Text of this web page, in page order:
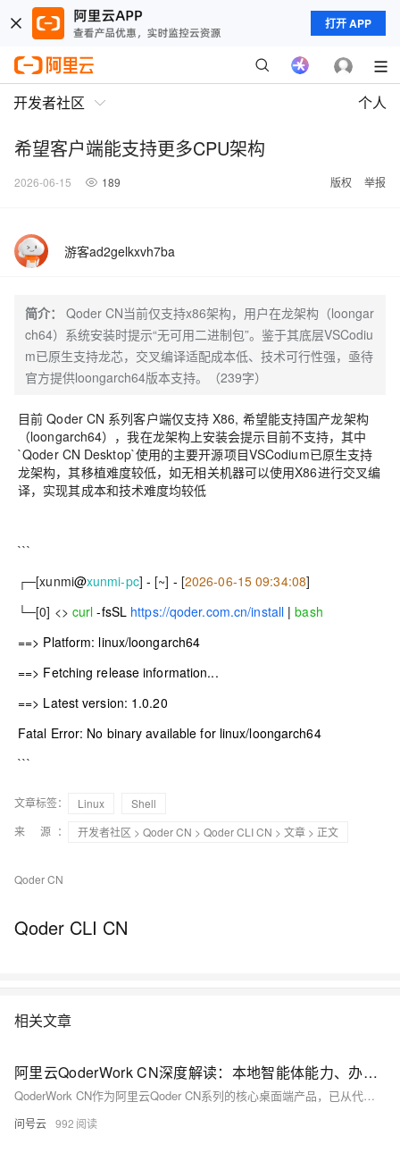
打开 APP
开发者社区 个人
希望客户端能支持更多CPU架构
2026-06-15 189 版权 举报
游客ad2gelkxvh7ba
简介：
Qoder CN当前仅支持x86架构，用户在龙架构（loongar
ch64）系统安装时提示“无可用二进制包”。鉴于其底层VSCodiu
m已原生支持龙芯，交叉编译适配成本低、技术可行性强，亟待
官方提供loongarch64版本支持。（239字）
目前 Qoder CN 系列客户端仅支持 X86, 希望能支持国产龙架构
（loongarch64），我在龙架构上安装会提示目前不支持，其中
`Qoder CN Desktop`使用的主要开源项目VSCodium已原生支持
龙架构，其移植难度较低，如无相关机器可以使用X86进行交叉编
译，实现其成本和技术难度均较低
```
┌─[xunmi@xunmi-pc] - [~] - [2026-06-15 09:34:08]
└─[0] <> curl -fsSL https://qoder.com.cn/install |bash
==> Platform: linux/loongarch64
==> Fetching release information...
==> Latest version: 1.0.20
Fatal Error: No binary available for linux/loongarch64
```
文章标签： Linux
Shell
来 源：
开发者社区 > Qoder CN > Qoder CLI CN > 文章 > 正文
Qoder CN
Qoder CLI CN
相关文章
阿里云QoderWork CN深度解读：本地智能体能力、办公应用与订阅方案指南
QoderWork CN作为阿里云Qoder CN系列的核心桌面端产品，已从代码辅助工具升级为面向全职场的本地AI智能体，凭借本地执行、自主规划、安全可控的核心特性，成为个人与企业提升办公效率的重要工具。它不仅能通过自然语言完成文档撰写、数据处理、PPT生成等基础任务，更可直接操作本地文件、办公软件与浏览器，实现“指令即执行”的高效工作流。本文将从产品定位、本地智能体核心能力、全场景办公应用、付费方案与权益、安全与扩展机制等维度，全面介绍2026年QoderWork CN的完整能力与使用价值
问号云 992